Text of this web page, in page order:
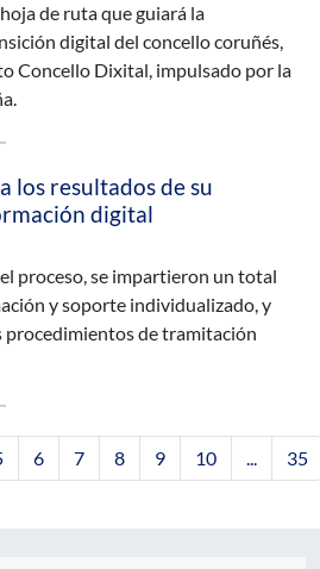
de ruta que guiará la
digital del concello coruñés,
Concello Dixital, impulsado por la
los resultados de su
digital
proceso, se impartieron un total
y soporte individualizado, y
procedimientos de tramitación
6 7 8 9 10 ... 35